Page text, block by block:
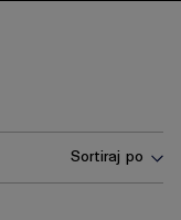
Sortiraj po